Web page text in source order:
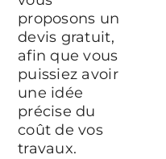
proposons un
devis gratuit,
afin que vous
puissiez avoir
une idée
précise du
coût de vos
travaux.